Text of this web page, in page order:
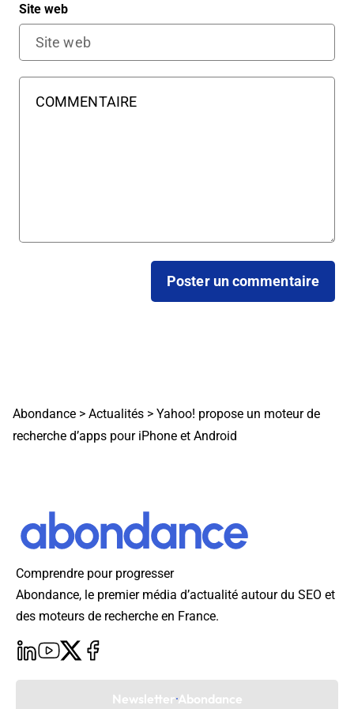
Site web
Abondance > Actualités > Yahoo! propose un moteur de
recherche d’apps pour iPhone et Android
Comprendre pour progresser
Abondance, le premier média d’actualité autour du SEO et
des moteurs de recherche en France.
Newsletter Abondance